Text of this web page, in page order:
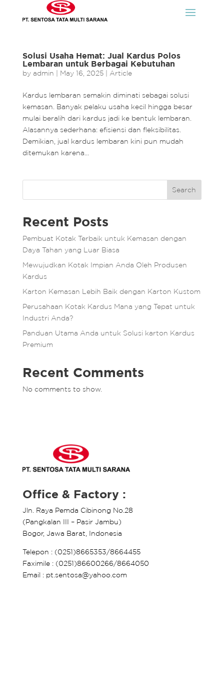
Solusi Usaha Hemat: Jual Kardus Polos
Lembaran untuk Berbagai Kebutuhan
by admin May 16, 2025| Article
Kardus lembaran semakin diminati sebagai solusi
kemasan. Banyak pelaku usaha kecil hingga besar
mulai beralih dari kardus jadi ke bentuk lembaran.
Alasannya sederhana: efisiensi dan fleksibilitas.
Demikian, jual kardus lembaran kini pun mudah
ditemukan karena...
Search
Recent Posts
Pembuat Kotak Terbaik untuk Kemasan dengan
Daya Tahan yang Luar Biasa
Mewujudkan Kotak Impian Anda Oleh Produsen
Kardus
Karton Kemasan Lebih Baik dengan Karton Kustom
Perusahaan Kotak Kardus Mana yang Tepat untuk
Industri Anda?
Panduan Utama Anda untuk Solusi karton Kardus
Premium
Recent Comments
No comments to show.
Office & Factory :
Jln. Raya Pemda Cibinong No.28
(Pangkalan III – Pasir Jambu)
Bogor, Jawa Barat, Indonesia
Telepon : (0251)8665353/8664455
Faximile : (0251)86600266/8664050
Email : pt.sentosa@yahoo.com